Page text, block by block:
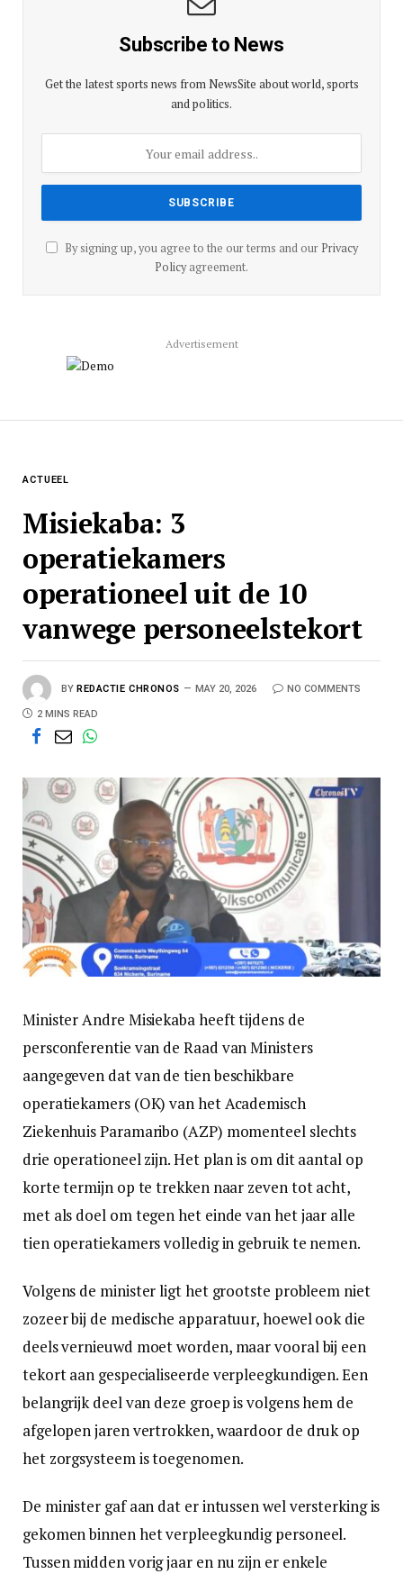
Subscribe to News
Get the latest sports news from NewsSite about world, sports
and politics.
By signing up, you agree to the our terms and our Privacy
Policyagreement.
Advertisement
ACTUEEL
Misiekaba: 3
operatiekamers
operationeel uit de 10
vanwege personeelstekort
BY REDACTIE CHRONOS MAY 20, 2026 NO COMMENTS
2 MINS READ
Minister Andre Misiekaba heeft tijdens de
persconferentie van de Raad van Ministers
aangegeven dat van de tien beschikbare
operatiekamers (OK) van het Academisch
Ziekenhuis Paramaribo (AZP) momenteel slechts
drie operationeel zijn. Het plan is om dit aantal op
korte termijn op te trekken naar zeven tot acht,
met als doel om tegen het einde van het jaar alle
tien operatiekamers volledig in gebruik te nemen.
Volgens de minister ligt het grootste probleem niet
zozeer bij de medische apparatuur, hoewel ook die
deels vernieuwd moet worden, maar vooral bij een
tekort aan gespecialiseerde verpleegkundigen. Een
belangrijk deel van deze groep is volgens hem de
afgelopen jaren vertrokken, waardoor de druk op
het zorgsysteem is toegenomen.
De minister gaf aan dat er intussen wel versterking is
gekomen binnen het verpleegkundig personeel.
Tussen midden vorig jaar en nu zijn er enkele